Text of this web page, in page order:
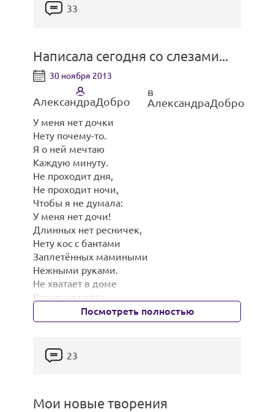
На фотосессию женщина взяла своих трех
сыновей.
Продолжение в комментариях...
1.Платок из снежинок
2.Звёздная шаль
4.
33
Написала сегодня со слезами...
30 ноября 2013
АлександраДобро
в
АлександраДобро
У меня нет дочки
Нету почему-то.
Я о ней мечтаю
Каждую минуту.
Не проходит дня,
Не проходит ночи,
Чтобы я не думала:
У меня нет дочи!
Длинных нет ресничек,
Нету кос с бантами
Заплетённых мамиными
Нежными руками.
Не хватает в доме
Розового цвета,
Плюшевых игрушек -
Доченька, ну где ты!?
Два мужских начала,
Словно два созвездья
Два крыла могучих
Посмотреть полностью
23
Мои новые творения